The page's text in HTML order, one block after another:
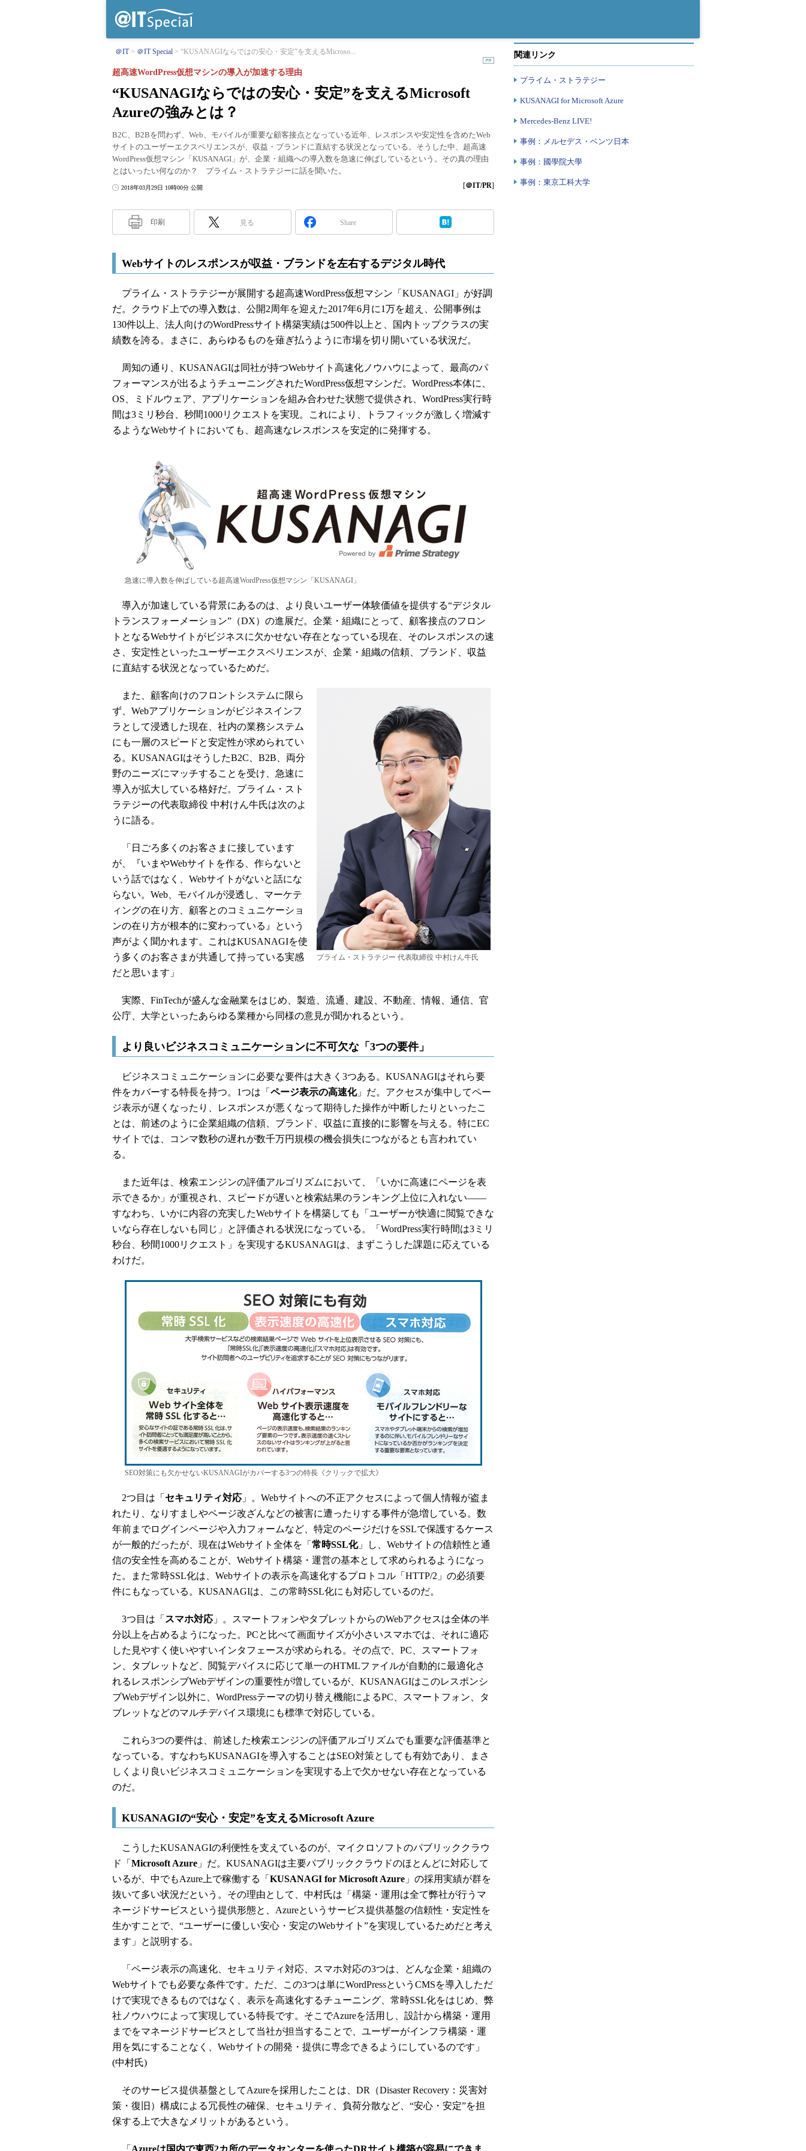
＠IT ＠IT Special “KUSANAGIならではの安心・安定”を支えるMicroso...
“KUSANAGIならではの安心・安定”を支えるMicrosoft
Azureの強みとは？
超高速WordPress仮想マシンの導入が加速する理由
B2C、B2Bを問わず、Web、モバイルが重要な顧客接点となっている近年、レスポンスや安定性を含めたWeb
サイトのユーザーエクスペリエンスが、収益・ブランドに直結する状況となっている。そうした中、超高速
WordPress仮想マシン「KUSANAGI」が、企業・組織への導入数を急速に伸ばしているという。その真の理由
とはいったい何なのか？ プライム・ストラテジーに話を聞いた。
2018年03月29日 10時00分 公開 [＠IT/PR]
印刷 見る Share
Webサイトのレスポンスが収益・ブランドを左右するデジタル時代
プライム・ストラテジーが展開する超高速WordPress仮想マシン「KUSANAGI」が好調
だ。クラウド上での導入数は、公開2周年を迎えた2017年6月に1万を超え、公開事例は
130件以上、法人向けのWordPressサイト構築実績は500件以上と、国内トップクラスの実
績数を誇る。まさに、あらゆるものを薙ぎ払うように市場を切り開いている状況だ。
周知の通り、KUSANAGIは同社が持つWebサイト高速化ノウハウによって、最高のパ
フォーマンスが出るようチューニングされたWordPress仮想マシンだ。WordPress本体に、
OS、ミドルウェア、アプリケーションを組み合わせた状態で提供され、WordPress実行時
間は3ミリ秒台、秒間1000リクエストを実現。これにより、トラフィックが激しく増減す
るようなWebサイトにおいても、超高速なレスポンスを安定的に発揮する。
急速に導入数を伸ばしている超高速WordPress仮想マシン「KUSANAGI」
導入が加速している背景にあるのは、より良いユーザー体験価値を提供する“デジタル
トランスフォーメーション”（DX）の進展だ。企業・組織にとって、顧客接点のフロン
トとなるWebサイトがビジネスに欠かせない存在となっている現在、そのレスポンスの速
さ、安定性といったユーザーエクスペリエンスが、企業・組織の信頼、ブランド、収益
に直結する状況となっているためだ。
プライム・ストラテジー 代表取締役 中村けん牛氏
また、顧客向けのフロントシステムに限ら
ず、Webアプリケーションがビジネスインフ
ラとして浸透した現在、社内の業務システム
にも一層のスピードと安定性が求められてい
る。KUSANAGIはそうしたB2C、B2B、両分
野のニーズにマッチすることを受け、急速に
導入が拡大している格好だ。プライム・スト
ラテジーの代表取締役 中村けん牛氏は次のよ
うに語る。
「日ごろ多くのお客さまに接しています
が、『いまやWebサイトを作る、作らないと
いう話ではなく、Webサイトがないと話にな
らない。Web、モバイルが浸透し、マーケテ
ィングの在り方、顧客とのコミュニケーショ
ンの在り方が根本的に変わっている』という
声がよく聞かれます。これはKUSANAGIを使
う多くのお客さまが共通して持っている実感
だと思います」
実際、FinTechが盛んな金融業をはじめ、製造、流通、建設、不動産、情報、通信、官
公庁、大学といったあらゆる業種から同様の意見が聞かれるという。
より良いビジネスコミュニケーションに不可欠な「3つの要件」
ビジネスコミュニケーションに必要な要件は大きく3つある。KUSANAGIはそれら要
件をカバーする特長を持つ。1つは「 ページ表示の高速化」だ。アクセスが集中してペー
ジ表示が遅くなったり、レスポンスが悪くなって期待した操作が中断したりといったこ
とは、前述のように企業組織の信頼、ブランド、収益に直接的に影響を与える。特にEC
サイトでは、コンマ数秒の遅れが数千万円規模の機会損失につながるとも言われてい
る。
また近年は、検索エンジンの評価アルゴリズムにおいて、「いかに高速にページを表
示できるか」が重視され、スピードが遅いと検索結果のランキング上位に入れない――
すなわち、いかに内容の充実したWebサイトを構築しても「ユーザーが快適に閲覧できな
いなら存在しないも同じ」と評価される状況になっている。「WordPress実行時間は3ミリ
秒台、秒間1000リクエスト」を実現するKUSANAGIは、まずこうした課題に応えている
わけだ。
SEO対策にも欠かせないKUSANAGIがカバーする3つの特長《クリックで拡大》
2つ目は「 セキュリティ対応 」。Webサイトへの不正アクセスによって個人情報が盗ま
れたり、なりすましやページ改ざんなどの被害に遭ったりする事件が急増している。数
年前までログインページや入力フォームなど、特定のページだけをSSLで保護するケース
が一般的だったが、現在はWebサイト全体を「 常時SSL化」し、Webサイトの信頼性と通
信の安全性を高めることが、Webサイト構築・運営の基本として求められるようになっ
た。また常時SSL化は、Webサイトの表示を高速化するプロトコル「HTTP/2」の必須要
件にもなっている。KUSANAGIは、この常時SSL化にも対応しているのだ。
3つ目は「 スマホ対応 」。スマートフォンやタブレットからのWebアクセスは全体の半
分以上を占めるようになった。PCと比べて画面サイズが小さいスマホでは、それに適応
した見やすく使いやすいインタフェースが求められる。その点で、PC、スマートフォ
ン、タブレットなど、閲覧デバイスに応じて単一のHTMLファイルが自動的に最適化さ
れるレスポンシブWebデザインの重要性が増しているが、KUSANAGIはこのレスポンシ
ブWebデザイン以外に、WordPressテーマの切り替え機能によるPC、スマートフォン、タ
ブレットなどのマルチデバイス環境にも標準で対応している。
これら3つの要件は、前述した検索エンジンの評価アルゴリズムでも重要な評価基準と
なっている。すなわちKUSANAGIを導入することはSEO対策としても有効であり、まさ
しくより良いビジネスコミュニケーションを実現する上で欠かせない存在となっている
のだ。
KUSANAGIの“安心・安定”を支えるMicrosoft Azure
こうしたKUSANAGIの利便性を支えているのが、マイクロソフトのパブリッククラウ
ド「 Microsoft Azure 」だ。KUSANAGIは主要パブリッククラウドのほとんどに対応して
いるが、中でもAzure上で稼働する「 KUSANAGI for Microsoft Azure 」の採用実績が群を
抜いて多い状況だという。その理由として、中村氏は「構築・運用は全て弊社が行うマ
ネージドサービスという提供形態と、Azureというサービス提供基盤の信頼性・安定性を
生かすことで、“ユーザーに優しい安心・安定のWebサイト”を実現しているためだと考え
ます」と説明する。
「ページ表示の高速化、セキュリティ対応、スマホ対応の3つは、どんな企業・組織の
Webサイトでも必要な条件です。ただ、この3つは単にWordPressというCMSを導入しただ
けで実現できるものではなく、表示を高速化するチューニング、常時SSL化をはじめ、弊
社ノウハウによって実現している特長です。そこでAzureを活用し、設計から構築・運用
までをマネージドサービスとして当社が担当することで、ユーザーがインフラ構築・運
用を気にすることなく、Webサイトの開発・提供に専念できるようにしているのです」
(中村氏)
そのサービス提供基盤としてAzureを採用したことは、DR（Disaster Recovery：災害対
策・復旧）構成による冗長性の確保、セキュリティ、負荷分散など、“安心・安定”を担
保する上で大きなメリットがあるという。
「 Azureは国内で東西2カ所のデータセンターを使ったDRサイト構築が容易にできま
関連リンク
プライム・ストラテジー
KUSANAGI for Microsoft Azure
Mercedes-Benz LIVE!
事例：メルセデス・ベンツ日本
事例：國學院大學
事例：東京工科大学